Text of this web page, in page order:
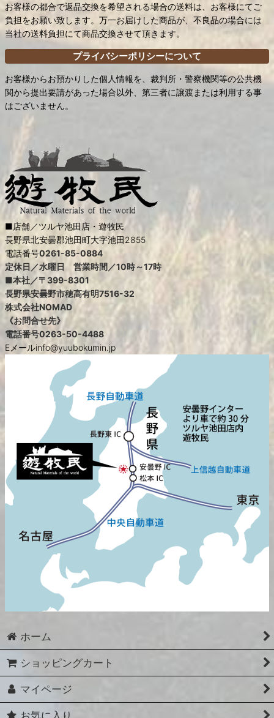
お客様の都合で返品交換を希望される場合の送料は、お客様にてご
負担をお願い致します。万一お届けした商品が、不良品の場合には
当社の送料負担にて商品交換させて頂きます。
プライバシーポリシーについて
お客様からお預かりした個人情報を、裁判所・警察機関等の公共機
関から提出要請があった場合以外、第三者に譲渡または利用する事
はございません。
■店舗／ツルヤ池田店・遊牧民
長野県北安曇郡池田町大字池田2855
電話番号0261-85-0884
定休日／水曜日 営業時間／10時～17時
■本社／〒399-8301
長野県安曇野市穂高有明7516-32
株式会社NOMAD
《お問合せ先》
電話番号0263-50-4488
Eメールinfo@yuubokumin.jp
ホーム
ショッピングカート
マイページ
お気に入り